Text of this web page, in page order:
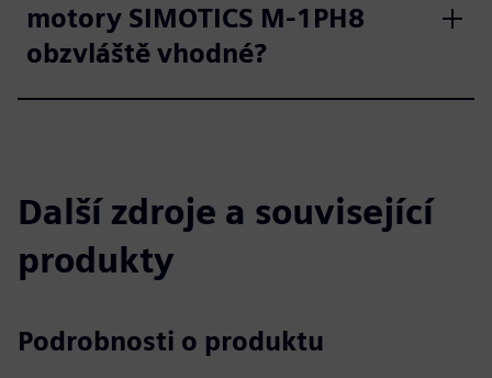
motory SIMOTICS M-1PH8
obzvláště vhodné?
Další zdroje a související
produkty
Podrobnosti o produktu